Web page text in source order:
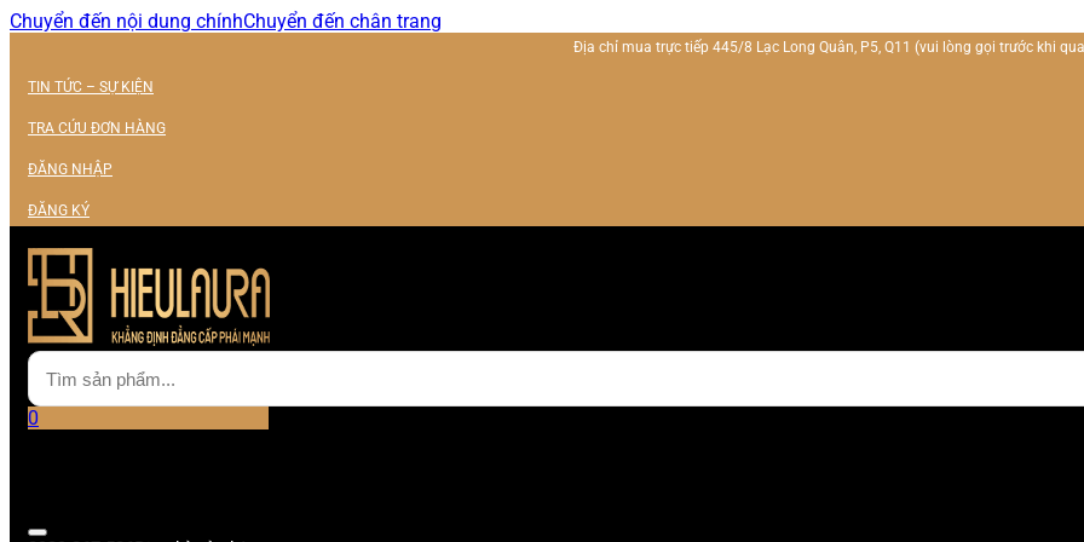
Chuyển đến nội dung chínhChuyển đến chân trang
Địa chỉ mua trực tiếp 445/8 Lạc Long Quân, P5, Q11 (vui lòng gọi trước khi
TIN TỨC – SỰ KIỆN
TRA CỨU ĐƠN HÀNG
ĐĂNG NHẬP
ĐĂNG KÝ
0